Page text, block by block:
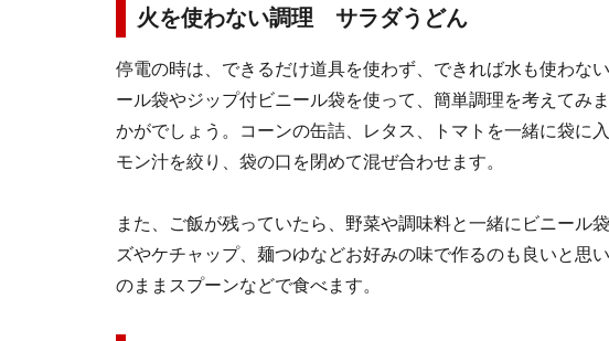
火を使わない調理 サラダうどん
停電の時は、できるだけ道具を使わず、できれば水も使わな
ール袋やジップ付ビニール袋を使って、簡単調理を考えてみ
かがでしょう。コーンの缶詰、レタス、トマトを一緒に袋に
モン汁を絞り、袋の口を閉めて混ぜ合わせます。
また、ご飯が残っていたら、野菜や調味料と一緒にビニール
ズやケチャップ、麺つゆなどお好みの味で作るのも良いと思
のままスプーンなどで食べます。